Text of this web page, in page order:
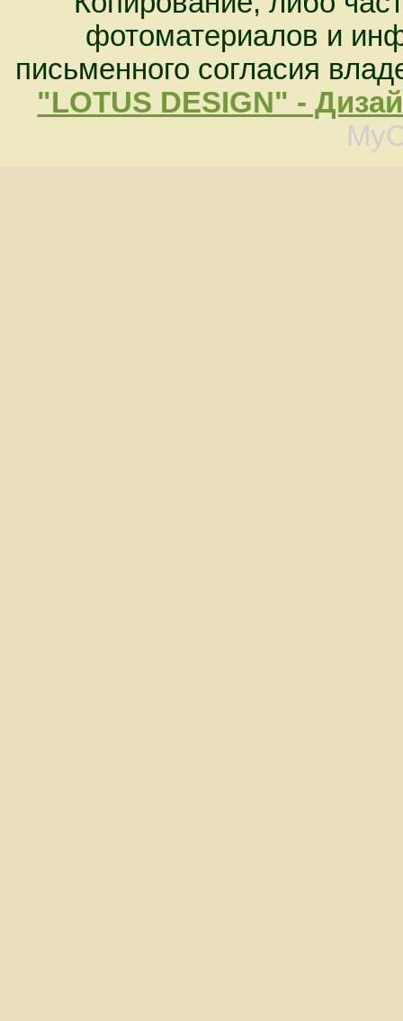
фотоматериалов и
письменного согласия
"LOTUS DESIGN" -